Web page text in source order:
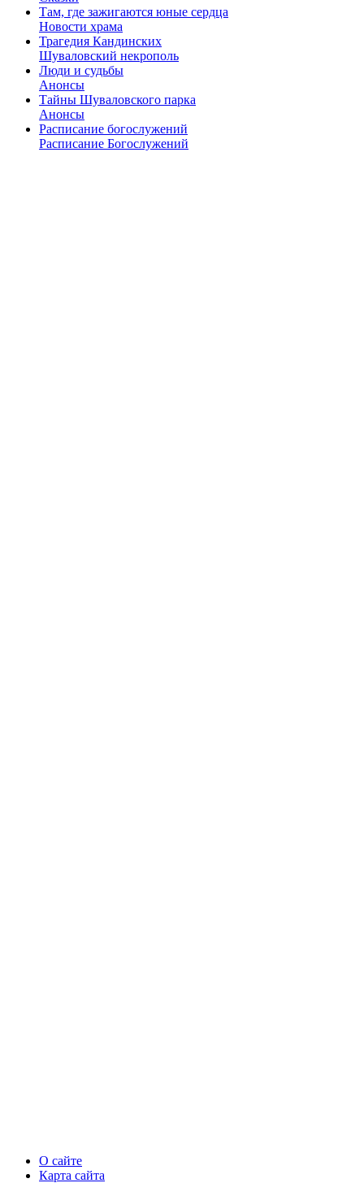
Там, где зажигаются юные сердца
Новости храма
Трагедия Кандинских
Шуваловский некрополь
Люди и судьбы
Анонсы
Тайны Шуваловского парка
Анонсы
Расписание богослужений
Расписание Богослужений
О сайте
Карта сайта